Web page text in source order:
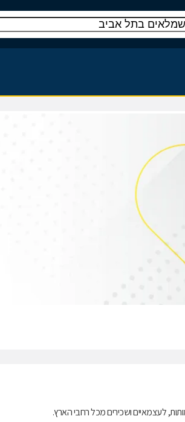
לעצמאיים ושכירים מכל רחבי הארץ.